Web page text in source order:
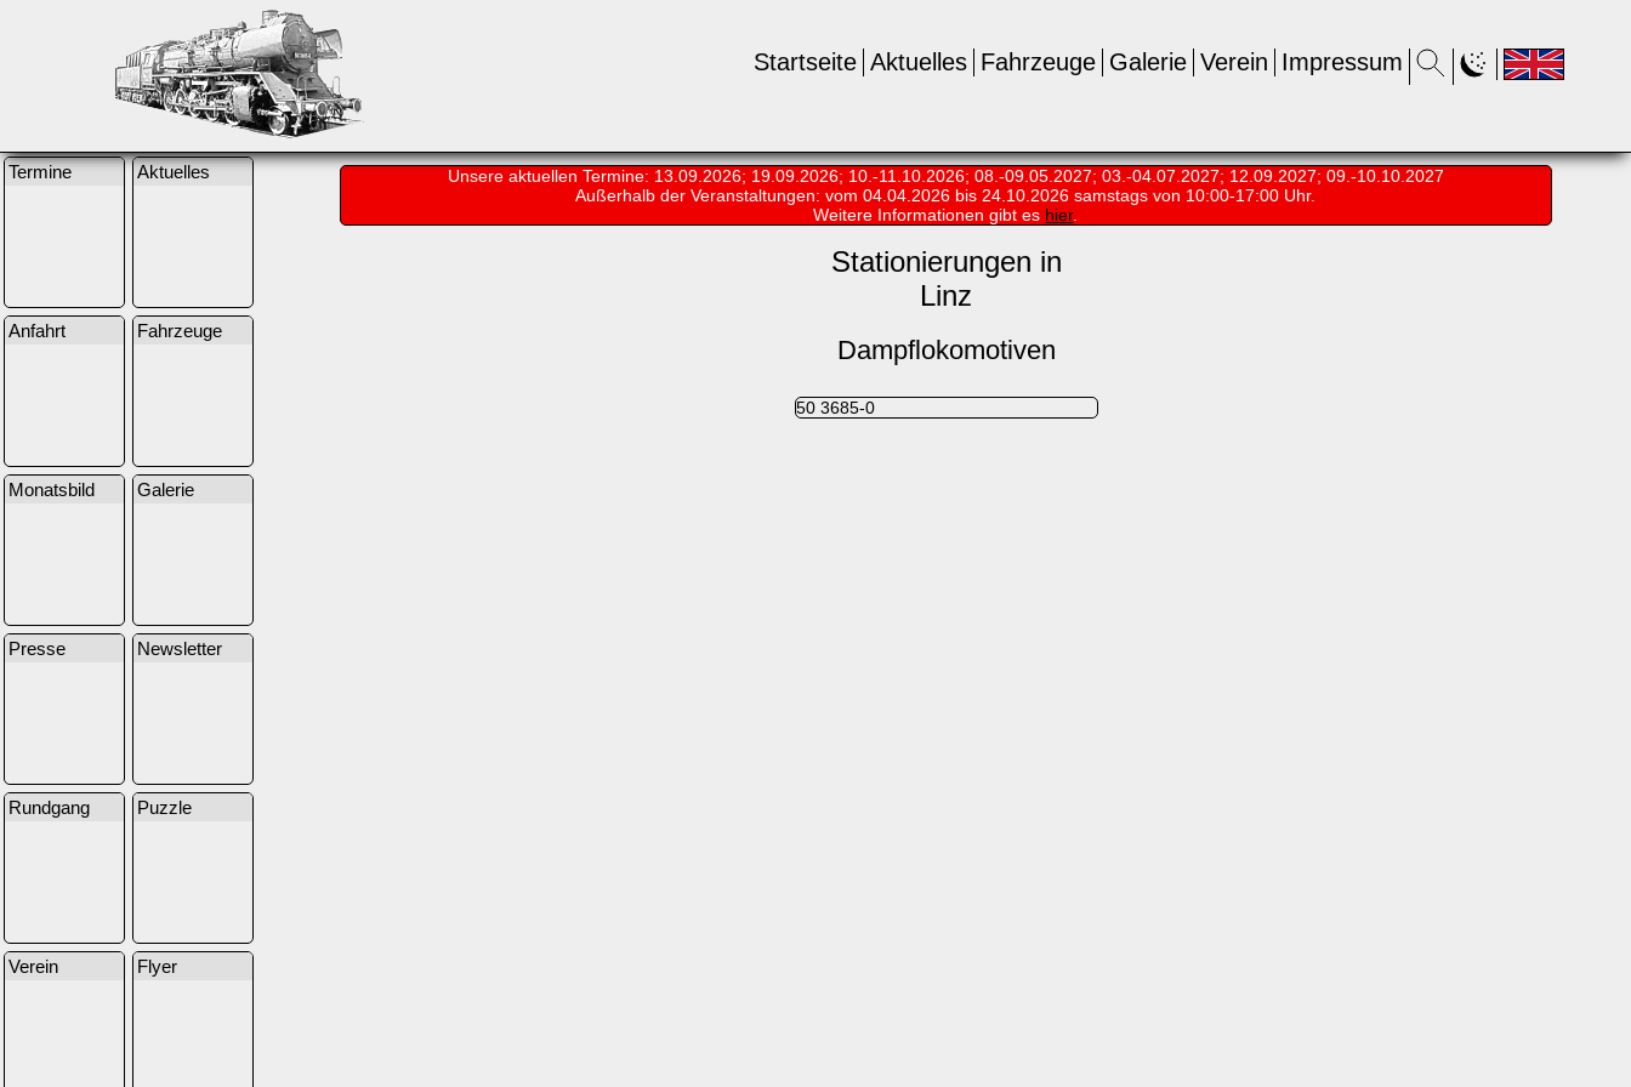
Impressum
Verein
Galerie
Fahrzeuge
Aktuelles
Startseite
Termine Aktuelles
Anfahrt Fahrzeuge
Monatsbild Galerie
Presse Newsletter
Rundgang Puzzle
Verein Flyer
Unsere aktuellen Termine: 13.09.2026; 19.09.2026; 10.-11.10.2026; 08.-09.05.2027; 03.-04.07.2027; 12.09.2027; 09.-10.10.2027
Außerhalb der Veranstaltungen:vom 04.04.2026 bis 24.10.2026 samstags von 10:00-17:00 Uhr.
Weitere Informationen gibt es hier.
Stationierungen in
Linz
Dampflokomotiven
50 3685-0